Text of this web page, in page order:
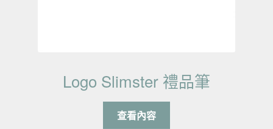
Logo Slimster 禮品筆
查看內容